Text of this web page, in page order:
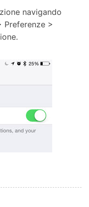
navigando
Preferenze >